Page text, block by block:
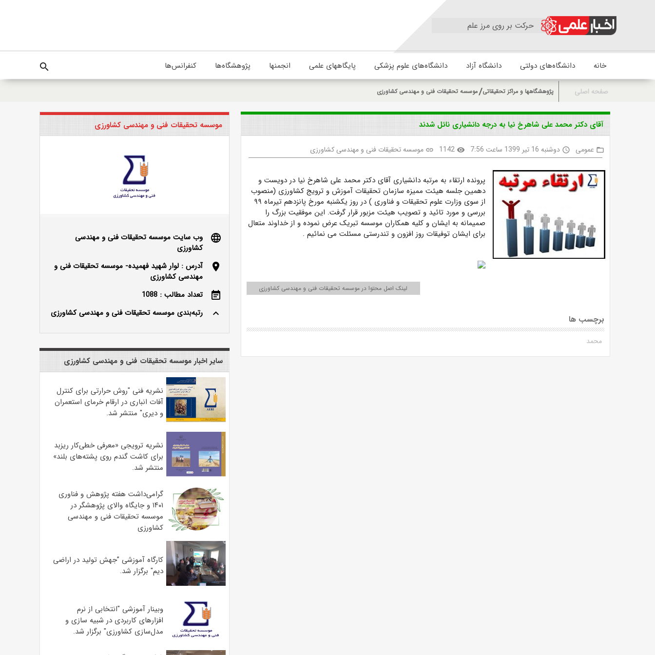
حرکت بر روی مرز علم
خانه دانشگاه‌های دولتی دانشگاه آزاد دانشگاه‌های علوم پزشکی پایگاههای علمی انجمنها پژوهشگاه‌ها کنفرانس‌ها search
صفحه اصلی پژوهشگاهها و مراکز تحقیقاتی موسسه تحقیقات فنی و مهندسی کشاورزی
آقای دکتر محمد علی شاهرخ نیا به درجه دانشیاری نائل شدند
folder_open عمومی access_time دوشنبه 16 تیر 1399 ساعت 7:56 visibility
1142
link موسسه تحقیقات فنی و مهندسی کشاورزی
پرونده ارتقاء به مرتبه دانشیاری آقای دکتر محمد علی شاهرخ نیا در دویست و
دهمین جلسه هیئت ممیزه سازمان تحقیقات آموزش و ترویج کشاورزی (منصوب
از سوی وزارت علوم تحقیقات و فناوری ) در روز یکشنبه مورخ پانزدهم تیرماه ۹۹
بررسی و مورد تائید و تصویب هیئت مزبور قرار گرفت. این موفقیت بزرگ را
صمیمانه به ایشان و کلیه همکاران موسسه تبریک عرض نموده و از خداوند متعال
برای ایشان توفیقات روز افزون و تندرستی مسئلت می نمائیم .
لینک اصل محتوا در موسسه تحقیقات فنی و مهندسی کشاورزی
برچسب ها
محمد
موسسه تحقیقات فنی و مهندسی کشاورزی
language
وب سایت موسسه تحقیقات فنی و مهندسی
کشاورزی
location_on
آدرس : لوار شهید فهمیده- موسسه تحقیقات فنی و
مهندسی کشاورزی
event_note
تعداد مطالب : 1088
keyboard_arrow_up
رتبه‌بندی موسسه تحقیقات فنی و مهندسی کشاورزی
سایر اخبار موسسه تحقیقات فنی و مهندسی کشاورزی
نشریه فنی "روش حرارتی برای کنترل
آفات انباری در ارقام خرمای استعمران
و دیری" منتشر شد.
نشریه ترویجی «معرفی خطی‌کار ریزبد
برای کاشت گندم روی پشته‌های بلند»
منتشر شد.
گرامی‌داشت هفته پژوهش و فناوری
۱۴۰۱ و جایگاه والای پژوهشگر در
موسسه تحقیقات فنی و مهندسی
کشاورزی
کارگاه آموزشی ”جهش تولید در اراضی
دیم" برگزار شد.
وبینار آموزشی "انتخابی از نرم
افزارهای کاربردی در شبیه سازی و
مدل‌سازی کشاورزی" برگزار شد.